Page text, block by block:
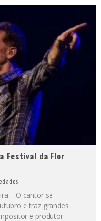
Festival da Flor
O cantor se
e traz grandes
e produtor